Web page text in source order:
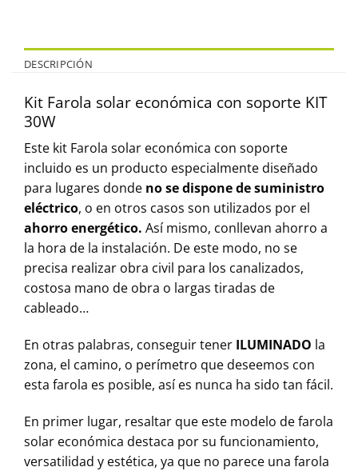
DESCRIPCIÓN
Kit Farola solar económica con soporte KIT
30W
Este kit Farola solar económica con soporte
incluido es un producto especialmente diseñado
para lugares donde no se dispone de suministro
eléctrico, o en otros casos son utilizados por el
ahorro energético. Así mismo, conllevan ahorro a
la hora de la instalación. De este modo, no se
precisa realizar obra civil para los canalizados,
costosa mano de obra o largas tiradas de
cableado…
En otras palabras, conseguir tener ILUMINADO la
zona, el camino, o perímetro que deseemos con
esta farola es posible, así es nunca ha sido tan fácil.
En primer lugar, resaltar que este modelo de farola
solar económica destaca por su funcionamiento,
versatilidad y estética, ya que no parece una farola